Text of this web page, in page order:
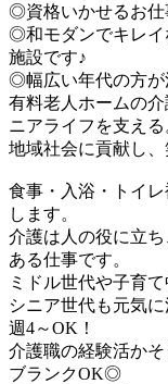
◎資格いかせるお仕
◎和モダンでキレイ
施設です♪
◎幅広い年代の方
有料老人ホームの
ニアライフを支える
地域社会に貢献し、
食事・入浴・トイ
します。
介護は人の役に立
ある仕事です。
ミドル世代や子育
シニア世代も元気に
週4～OK！
介護職の経験活かそ
ブランクOK◎